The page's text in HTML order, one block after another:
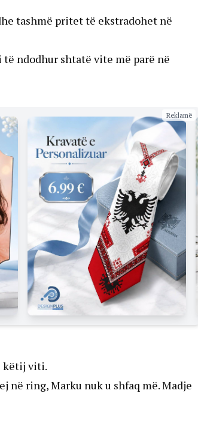
tashmë pritet të ekstradohet në
ndodhur shtatë vite më parë në
Reklamë
këtij viti.
ring, Marku nuk u shfaq më. Madje